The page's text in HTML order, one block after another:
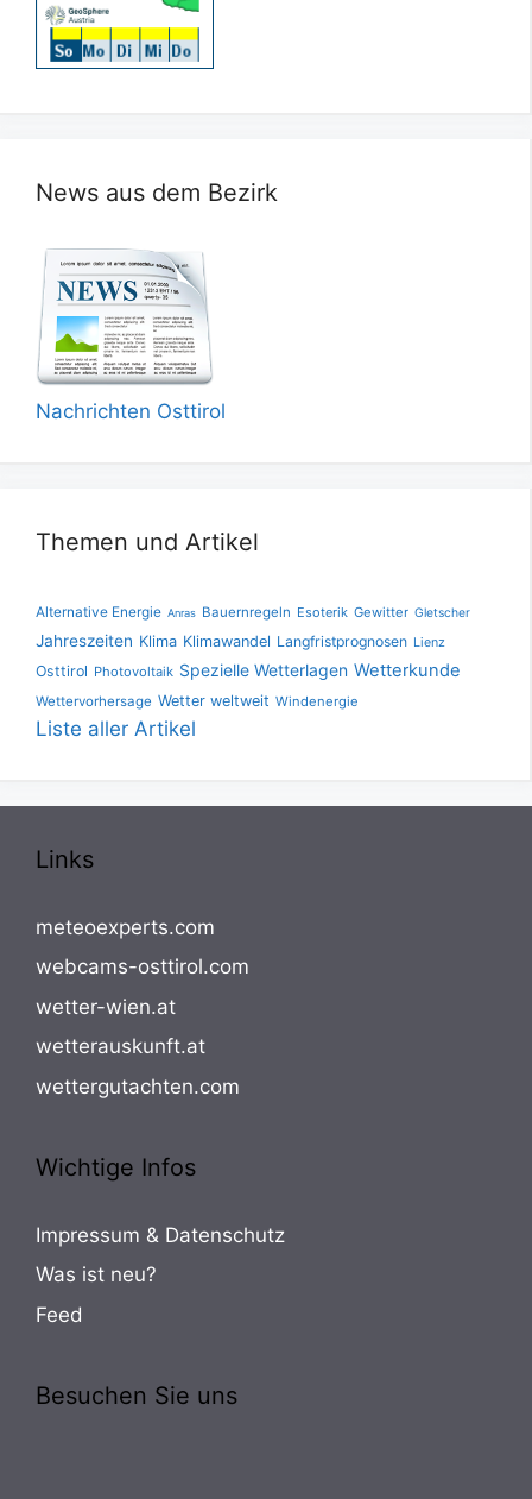
News aus dem Bezirk
Nachrichten Osttirol
Themen und Artikel
Alternative Energie Anras Bauernregeln Esoterik Gewitter Gletscher
Jahreszeiten Klima Klimawandel Langfristprognosen Lienz
Osttirol Photovoltaik Spezielle Wetterlagen Wetterkunde
Wettervorhersage Wetter weltweit Windenergie
Liste aller Artikel
Links
meteoexperts.com
webcams-osttirol.com
wetter-wien.at
wetterauskunft.at
wettergutachten.com
Wichtige Infos
Impressum & Datenschutz
Was ist neu?
Feed
Besuchen Sie uns